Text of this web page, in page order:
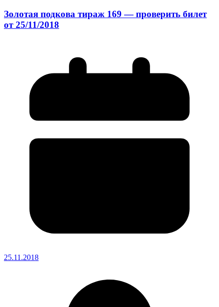
Золотая подкова тираж 169 — проверить билет
от 25/11/2018
25.11.2018